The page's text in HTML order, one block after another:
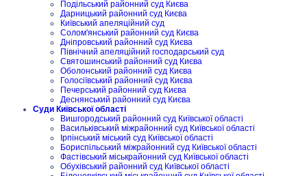
Подільський районний суд Києва
Дарницький районний суд Києва
Київський апеляційний суд
Солом'янський районний суд Києва
Дніпровський районний суд Києва
Північний апеляційний господарський суд
Святошинський районний суд Києва
Оболонський районний суд Києва
Голосіївський районний суд Києва
Печерський районний суд Києва
Деснянський районний суд Києва
Суди Київської області
Вишгородський районний суд Київської області
Васильківський міжрайонний суд Київської області
Ірпінський міський суд Київської області
Бориспільський міжрайонний суд Київської області
Фастівський міськрайонний суд Київської області
Обухівський районний суд Київської області